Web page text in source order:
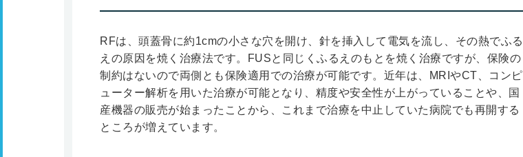
RFは、頭蓋骨に約1cmの小さな穴を開け、針を挿入して電気を流し、その熱でふる
えの原因を焼く治療法です。FUSと同じくふるえのもとを焼く治療ですが、保険の
制約はないので両側とも保険適用での治療が可能です。近年は、MRIやCT、コンピ
ューター解析を用いた治療が可能となり、精度や安全性が上がっていることや、国
産機器の販売が始まったことから、これまで治療を中止していた病院でも再開する
ところが増えています。